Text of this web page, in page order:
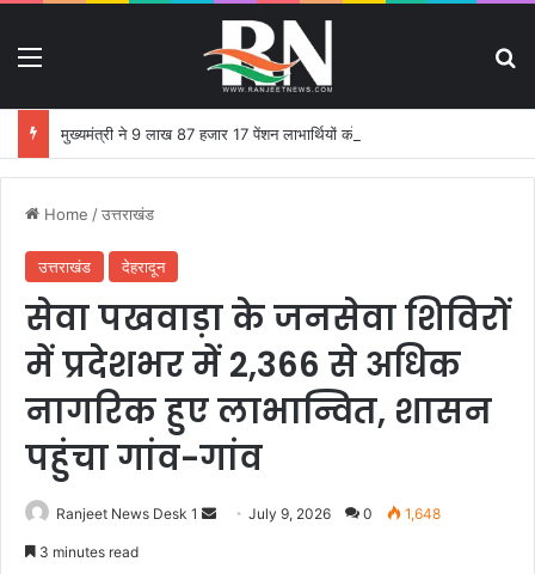
Home /उत्तराखंड
उत्तराखंड देहरादून
सेवा पखवाड़ा के जनसेवा शिविरों
में प्रदेशभर में 2,366 से अधिक
नागरिक हुए लाभान्वित, शासन
पहुंचा गांव-गांव
Ranjeet News Desk 1 July 9, 2026 0 1,648
3 minutes read